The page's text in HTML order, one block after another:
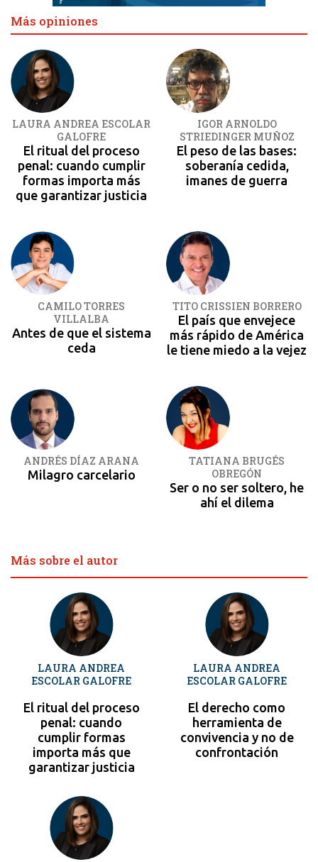
Más opiniones
El ritual del proceso
penal: cuando cumplir
formas importa más
que garantizar justicia
LAURA ANDREA ESCOLAR
GALOFRE
El peso de las bases:
soberanía cedida,
imanes de guerra
IGOR ARNOLDO
STRIEDINGER MUÑOZ
Antes de que el sistema
ceda
CAMILO TORRES
VILLALBA
El país que envejece
más rápido de América
le tiene miedo a la vejez
TITO CRISSIEN BORRERO
Milagro carcelario
ANDRÉS DÍAZ ARANA
Ser o no ser soltero, he
ahí el dilema
TATIANA BRUGÉS
OBREGÓN
Más sobre el autor
LAURA ANDREA
ESCOLAR GALOFRE
El ritual del proceso
penal: cuando
cumplir formas
importa más que
garantizar justicia
LAURA ANDREA
ESCOLAR GALOFRE
El derecho como
herramienta de
convivencia y no de
confrontación